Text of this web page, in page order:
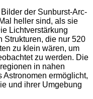
der Sunburst-Arc-
heller sind, als sie
Lichtverstärkung
Strukturen, die nur 520
zu klein wären, um
zu werden. Die
in nahen
ermöglicht,
und ihrer Umgebung